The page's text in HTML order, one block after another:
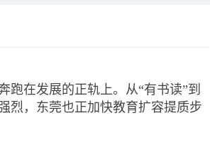
跑在发展的正轨上。从“有书读”到
烈，东莞也正加快教育扩容提质步